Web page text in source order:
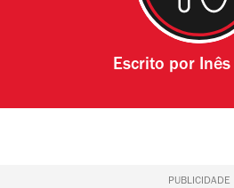
Escrito por
PUBLICIDADE